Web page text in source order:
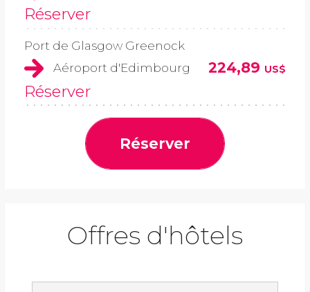
Réserver
Port de Glasgow Greenock
Aéroport d'Edimbourg
224,89 US$
Réserver
Réserver
Offres d'hôtels